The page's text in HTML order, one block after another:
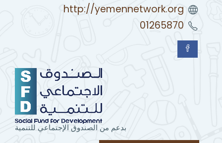
http://yemennetwork.org
01265870
بدعم من الصندوق الإجتماعي للتنمية